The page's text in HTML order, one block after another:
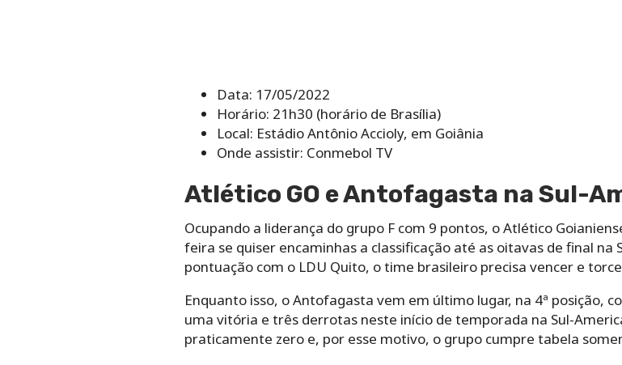
Data: 17/05/2022
Horário: 21h30 (horário de Brasília)
Local: Estádio Antônio Accioly, em Goiânia
Onde assistir: Conmebol TV
Atlético GO e Antofagasta na Sul-
Ocupando a liderança do grupo F com 9 pontos, o Atlético
feira se quiser encaminhas a classificação até as oitavas de final
pontuação com o LDU Quito, o time brasileiro precisa vencer e
Enquanto isso, o Antofagasta vem em último lugar, na 4ª posição,
uma vitória e três derrotas neste início de temporada na Sul-
praticamente zero e, por esse motivo, o grupo cumpre tabela